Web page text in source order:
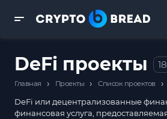
DeFi проекты
Главная › Проекты › Список проектов ›
DeFi или децентрализованные
финансовая услуга,